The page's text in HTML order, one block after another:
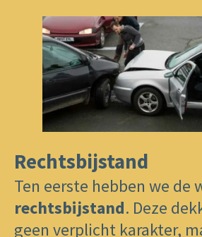
Rechtsbijstand
Ten eerste hebben we de
rechtsbijstand. Deze
geen verplicht karakter,